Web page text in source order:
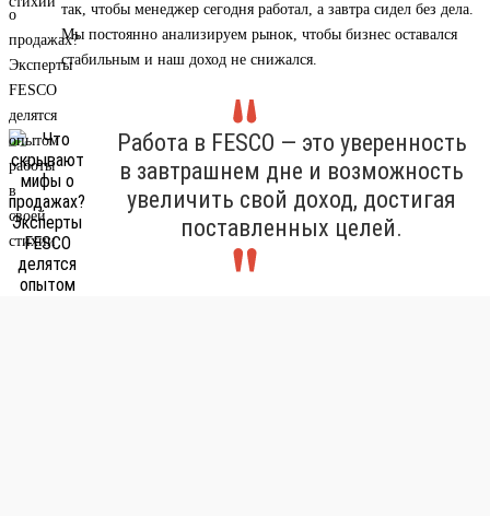
так, чтобы менеджер сегодня работал, а завтра сидел без дела.
Мы постоянно анализируем рынок, чтобы бизнес оставался
стабильным и наш доход не снижался.
Работа в FESCO — это уверенность
в завтрашнем дне и возможность
увеличить свой доход, достигая
поставленных целей.